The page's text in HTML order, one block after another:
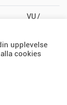
VU /
VA / VAT
upplevelse
cookies